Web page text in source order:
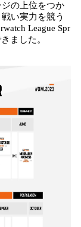
の上位をつか
い実力を競う
League Spr
ました。